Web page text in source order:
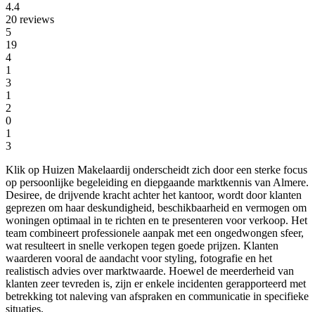
4.4
20 reviews
5
19
4
1
3
1
2
0
1
3
Klik op Huizen Makelaardij onderscheidt zich door een sterke focus
op persoonlijke begeleiding en diepgaande marktkennis van Almere.
Desiree, de drijvende kracht achter het kantoor, wordt door klanten
geprezen om haar deskundigheid, beschikbaarheid en vermogen om
woningen optimaal in te richten en te presenteren voor verkoop. Het
team combineert professionele aanpak met een ongedwongen sfeer,
wat resulteert in snelle verkopen tegen goede prijzen. Klanten
waarderen vooral de aandacht voor styling, fotografie en het
realistisch advies over marktwaarde. Hoewel de meerderheid van
klanten zeer tevreden is, zijn er enkele incidenten gerapporteerd met
betrekking tot naleving van afspraken en communicatie in specifieke
situaties.